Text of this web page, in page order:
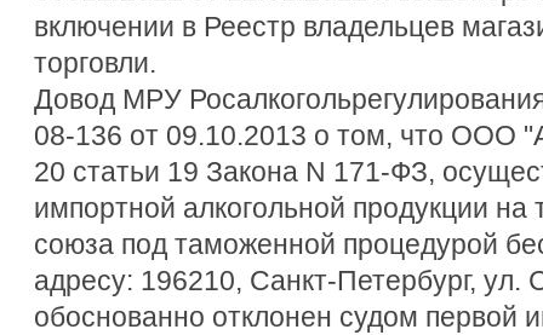
включении в Реестр владельцев
торговли.
Довод МРУ
08-136 от 09.10.2013 о том, что ООО
20 статьи 19 Закона N 171-ФЗ,
импортной алкогольной продукции
союза под таможенной процедурой
адресу: 196210, Санкт-Петербург, ул.
обоснованно отклонен судом первой